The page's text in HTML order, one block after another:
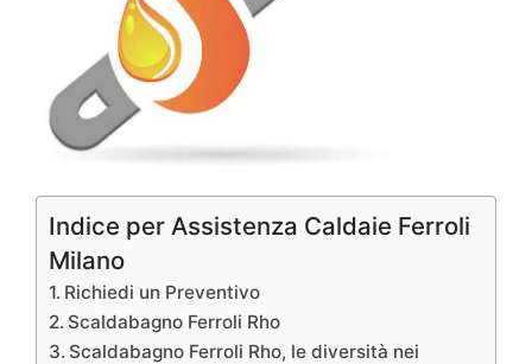
Indice per Assistenza Caldaie Ferroli
Milano
Richiedi un Preventivo
Scaldabagno Ferroli Rho
Scaldabagno Ferroli Rho, le diversità nei